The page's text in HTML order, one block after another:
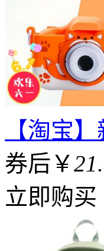
【淘宝
券后￥
立即购买